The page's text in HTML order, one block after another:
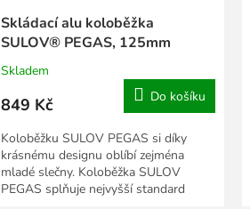
Skládací alu koloběžka
SULOV® PEGAS, 125mm
Skladem
849 Kč Do košíku
Koloběžku SULOV PEGAS si díky
krásnému designu oblíbí zejména
mladé slečny. Koloběžka SULOV
PEGAS splňuje nejvyšší standard